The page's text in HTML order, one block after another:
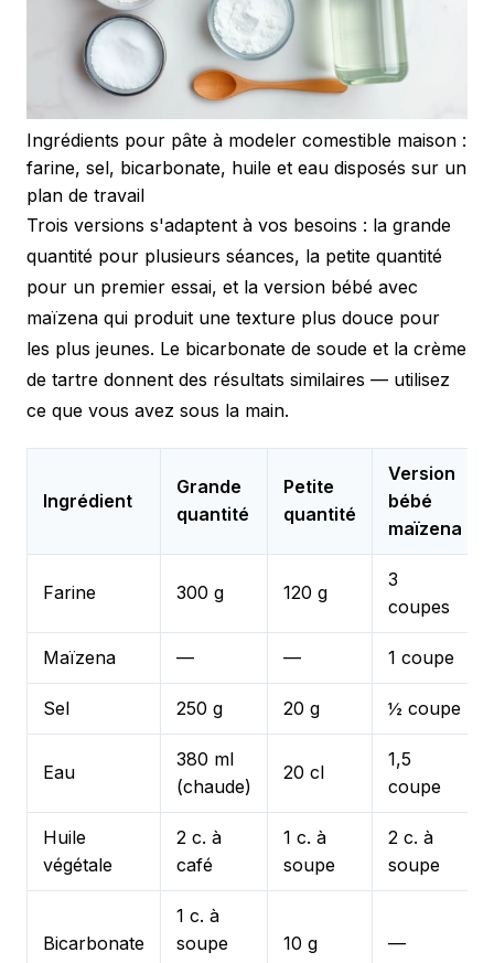
Ingrédients pour pâte à modeler comestible maison :
farine, sel, bicarbonate, huile et eau disposés sur un
plan de travail
Trois versions s'adaptent à vos besoins : la grande
quantité pour plusieurs séances, la petite quantité
pour un premier essai, et la version bébé avec
maïzena qui produit une texture plus douce pour
les plus jeunes. Le bicarbonate de soude et la crème
de tartre donnent des résultats similaires — utilisez
ce que vous avez sous la main.
Ingrédient
Grande
quantité
Petite
quantité
Version
bébé
maïzena
Farine 300 g 120 g
3
coupes
Maïzena — — 1 coupe
Sel 250 g 20 g ½ coupe
Eau
380 ml
(chaude)
20 cl
1,5
coupe
Huile
végétale
2 c. à
café
1 c. à
soupe
2 c. à
soupe
Bicarbonate
1 c. à
soupe
10 g —